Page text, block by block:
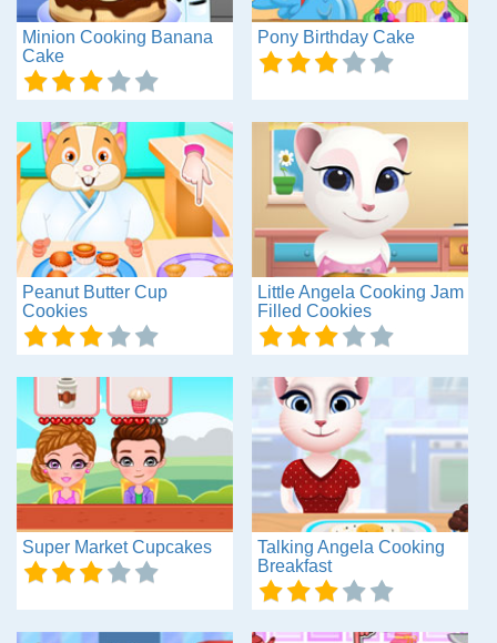
Minion Cooking Banana
Cake
Pony Birthday Cake
Peanut Butter Cup
Cookies
Little Angela Cooking Jam
Filled Cookies
Super Market Cupcakes
Talking Angela Cooking
Breakfast